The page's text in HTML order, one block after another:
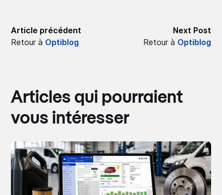
Article précédent
Next Post
Retour à Optiblog Retour à Optiblog
Articles qui pourraient
vous intéresser